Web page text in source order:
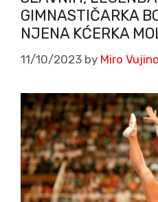
GIMNASTIČARKA
NJENA KĆERKA
11/10/2023 by Miro